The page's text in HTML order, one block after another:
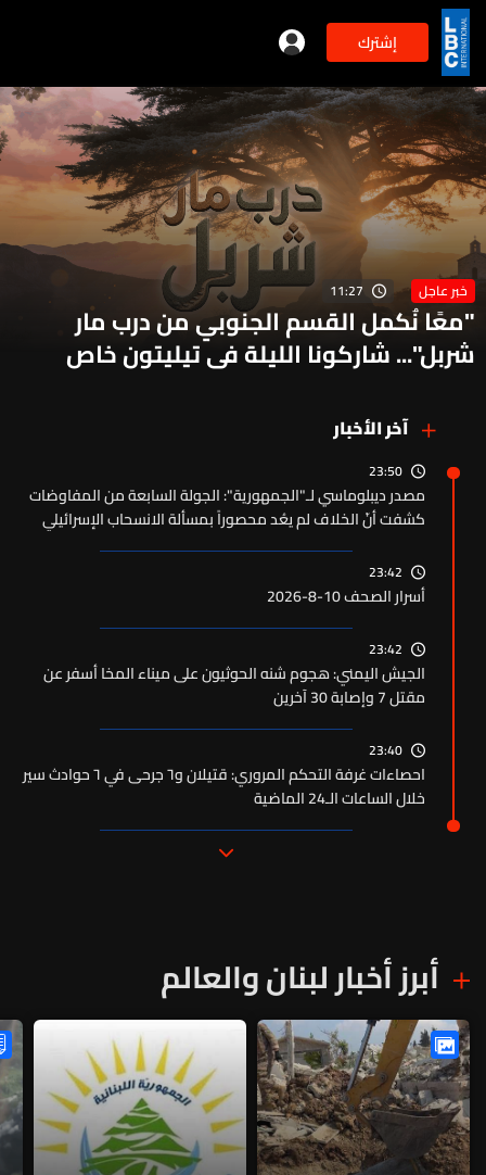
إشترك
خبر عاجل 11:27
"معًا نُكمل القسم الجنوبي من درب مار
شربل"... شاركونا الليلة في تيليتون خاص
آخر الأخبار
23:50
مصدر ديبلوماسي لـ"الجمهورية": الجولة السابعة من المفاوضات
كشفت أنّ الخلاف لم يعُد محصوراً بمسألة الانسحاب الإسرائيلي
23:42
أسرار الصحف 10-8-2026
23:42
الجيش اليمني: هجوم شنه الحوثيون على ميناء المخا أسفر عن
مقتل 7 وإصابة 30 آخرين
23:40
احصاءات غرفة التحكم المروري: قتيلان و٦ جرحى في ٦ حوادث سير
خلال الساعات الـ24 الماضية
أبرز أخبار لبنان والعالم